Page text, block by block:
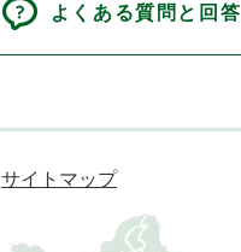
よくある質問と回答
サイトマップ